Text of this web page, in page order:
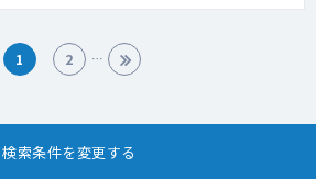
1 2
検索条件を変更する